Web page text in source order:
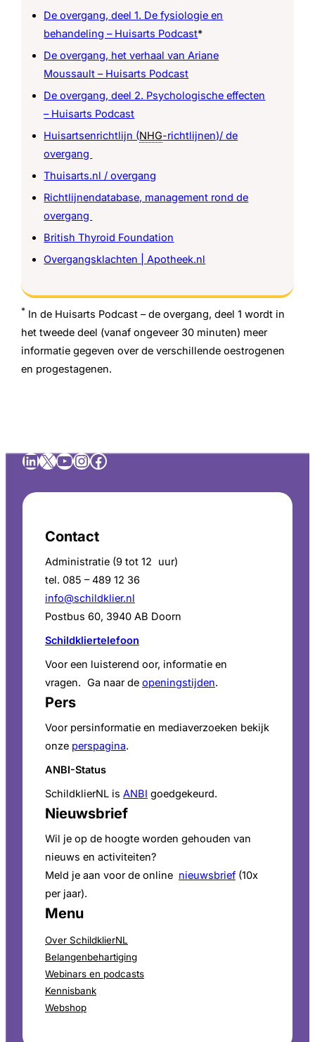
De overgang, deel 1. De fysiologie en
behandeling – Huisarts Podcast*
De overgang, het verhaal van Ariane
Moussault – Huisarts Podcast
De overgang, deel 2. Psychologische effecten
– Huisarts Podcast
Huisartsenrichtlijn (NHG-richtlijnen)/ de
overgang
Thuisarts.nl / overgang
Richtlijnendatabase, management rond de
overgang
British Thyroid Foundation
Overgangsklachten | Apotheek.nl
* In de Huisarts Podcast – de overgang, deel 1 wordt in
het tweede deel (vanaf ongeveer 30 minuten) meer
informatie gegeven over de verschillende oestrogenen
en progestagenen.
LinkedIn
X YouTube
Instagram
Facebook
Contact
Administratie (9 tot 12 uur)
tel. 085 – 489 12 36
info@schildklier.nl
Postbus 60, 3940 AB Doorn
Schildkliertelefoon
Voor een luisterend oor, informatie en
vragen. Ga naar de openingstijden.
Pers
Voor persinformatie en mediaverzoeken bekijk
onze perspagina.
ANBI-Status
SchildklierNL is ANBI goedgekeurd.
Nieuwsbrief
Wil je op de hoogte worden gehouden van
nieuws en activiteiten?
Meld je aan voor de online nieuwsbrief (10x
per jaar).
Menu
Over SchildklierNL
Belangenbehartiging
Webinars en podcasts
Kennisbank
Webshop